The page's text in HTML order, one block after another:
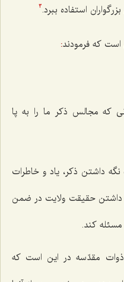
استفاده ببرد.3
است که فرمودند:
که مجالس ذکر ما را به پا
نگه داشتن ذكر، ياد و خاطرات
داشتن حقيقت ولايت در ضمن
كند.
مقدّسه در اين است كه